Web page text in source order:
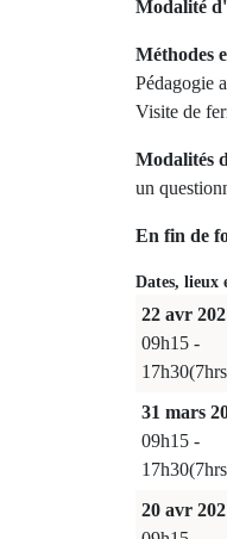
Modalité
Méthodes
Pédagogie
Visite de
Modalités
un
En fin de
Dates, lieux
22 avr
09h15 -
31 mars
09h15 -
20 avr